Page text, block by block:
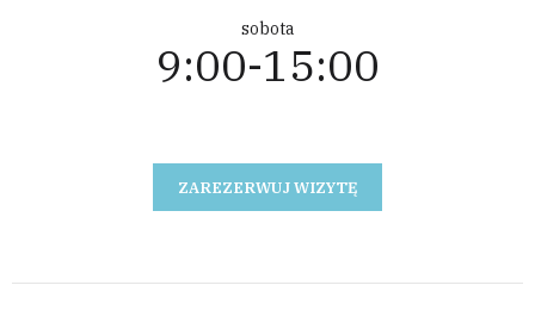
sobota
9:00-15:00
ZAREZERWUJ WIZYTĘ